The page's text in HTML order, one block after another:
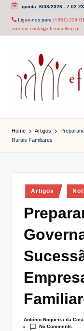
Skip
quinta, 6/08/2026-
Ligue-nos para (+351) 224
antonio.costa@efconsulting.pt.
f
Home Artigos
Rurais Familiares
Posted
in
Artigos
Posted
by
António Nogueira da
No Comments